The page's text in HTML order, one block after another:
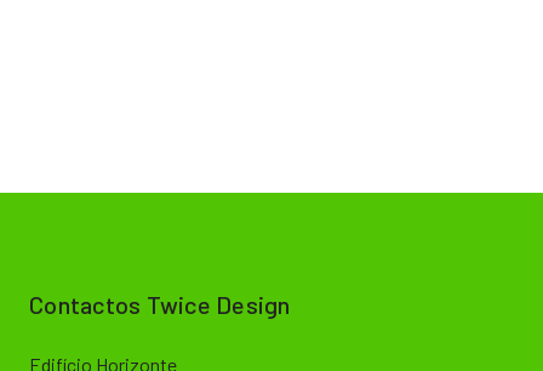
Contactos Twice Design
Edifício Horizonte